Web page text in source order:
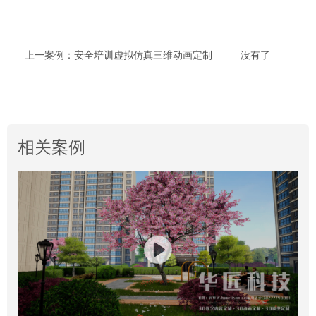
上一案例：安全培训虚拟仿真三维动画定制 没有了
相关案例